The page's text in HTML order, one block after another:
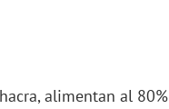
alimentan al 80%